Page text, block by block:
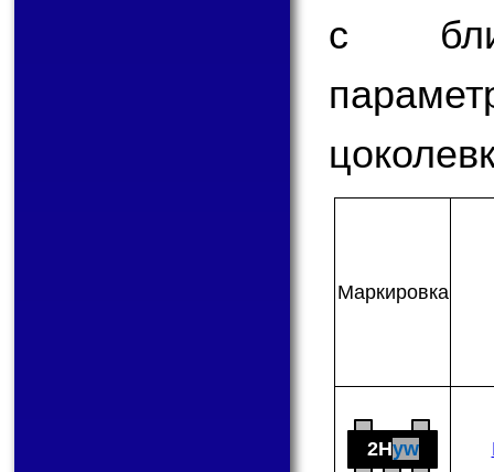
с
Мар­ки­ров­ка
2Hyw